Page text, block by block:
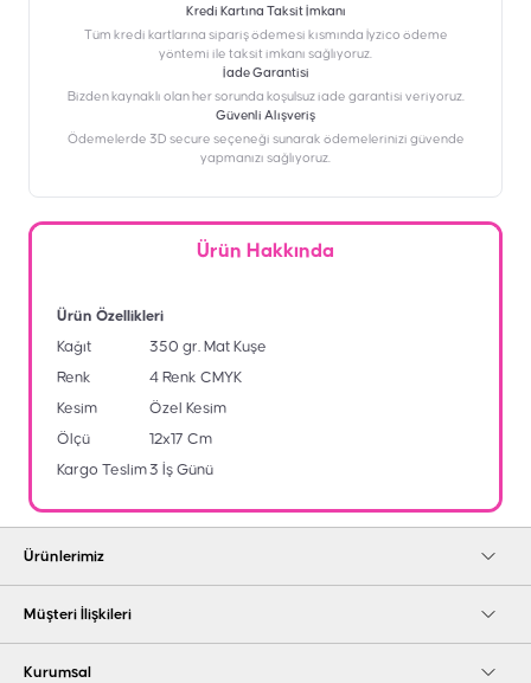
Kredi Kartına Taksit İmkanı
‎Tüm kredi kartlarına sipariş ödemesi kısmında İyzico ödeme
yöntemi ile taksit imkanı sağlıyoruz.
İade Garantisi
Bizden kaynaklı olan her sorunda koşulsuz iade garantisi veriyoruz.
Güvenli Alışveriş
Ödemelerde 3D secure seçeneği sunarak ödemelerinizi güvende
yapmanızı sağlıyoruz.
Ürün Hakkında
Ürün Özellikleri
Kağıt
350 gr. Mat Kuşe
Renk
4 Renk CMYK
Kesim
Özel Kesim
Ölçü
12x17 Cm
Kargo Teslim3 İş Günü
Ürünlerimiz
Müşteri İlişkileri
Kurumsal